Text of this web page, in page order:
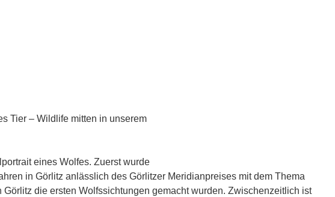
Tier – Wildlife mitten in unserem
eines Wolfes. Zuerst wurde
in Görlitz anlässlich des Görlitzer Meridianpreises mit dem Thema
Görlitz die ersten Wolfssichtungen gemacht wurden. Zwischenzeitlich ist